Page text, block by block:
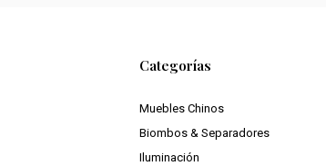
Categorías
Muebles Chinos
Biombos & Separadores
Iluminación